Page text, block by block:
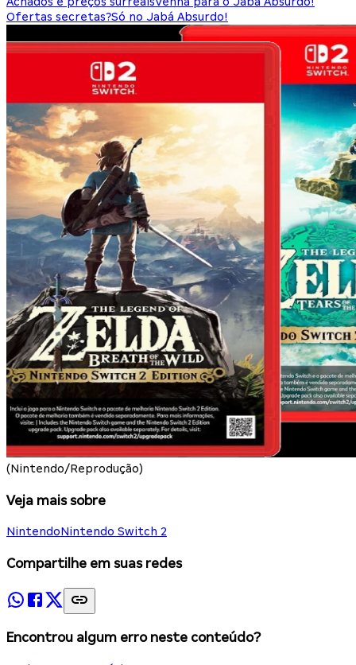
Ofertas secretas?Só no Jabá Absurdo!
(Nintendo/Reprodução)
Veja mais sobre
NintendoNintendo Switch 2
Compartilhe em suas redes
Encontrou algum erro neste conteúdo?